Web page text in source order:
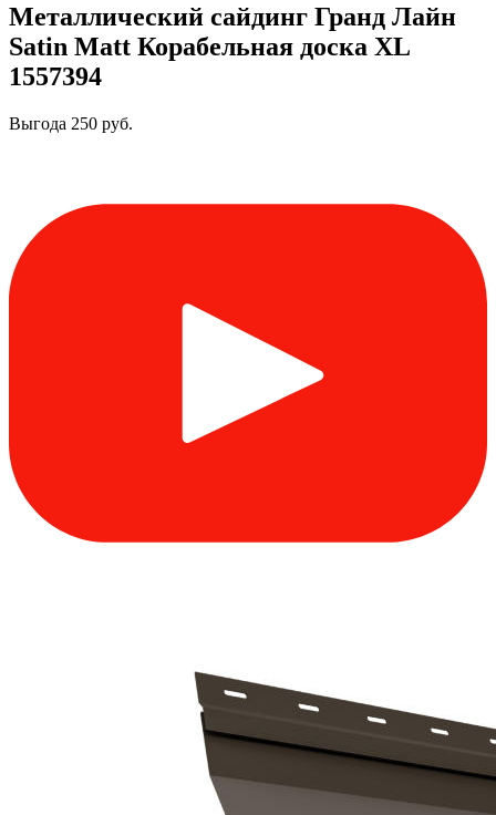
Металлический сайдинг Гранд Лайн
Satin Matt Корабельная доска XL
1557394
Выгода 250 руб.